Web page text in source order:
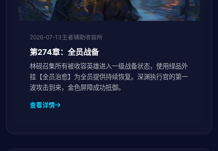
2026-07-13王者辅助收容所
第274章：全员战备
林砚召集所有被收容英雄进入一级战备状态，使用绿品外
挂【全员治愈】为全员提供持续恢复。深渊执行官的第一
波攻击到来，金色屏障成功抵御。
查看详情